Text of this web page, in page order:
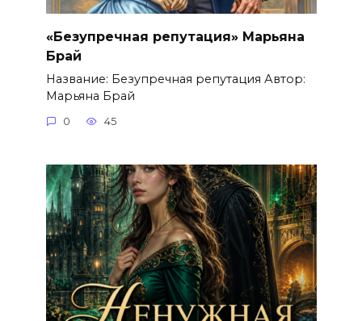
«Безупречная репутация» Марьяна
Брай
Название: Безупречная репутация Автор:
Марьяна Брай
0 45